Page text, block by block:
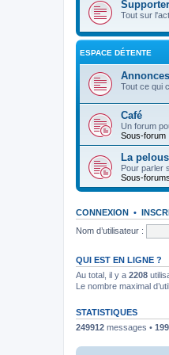
Tout sur
ESPACE DÉTENTE
Tout ce qui
Café
Un forum
Sous-forum :
La
Pour parler
Sous-
CONNEXION •
Nom d’utilisateur :
QUI EST EN LIGNE ?
Au total, il y a 2208
Le nombre maximal
STATISTIQUES
249912 messages •